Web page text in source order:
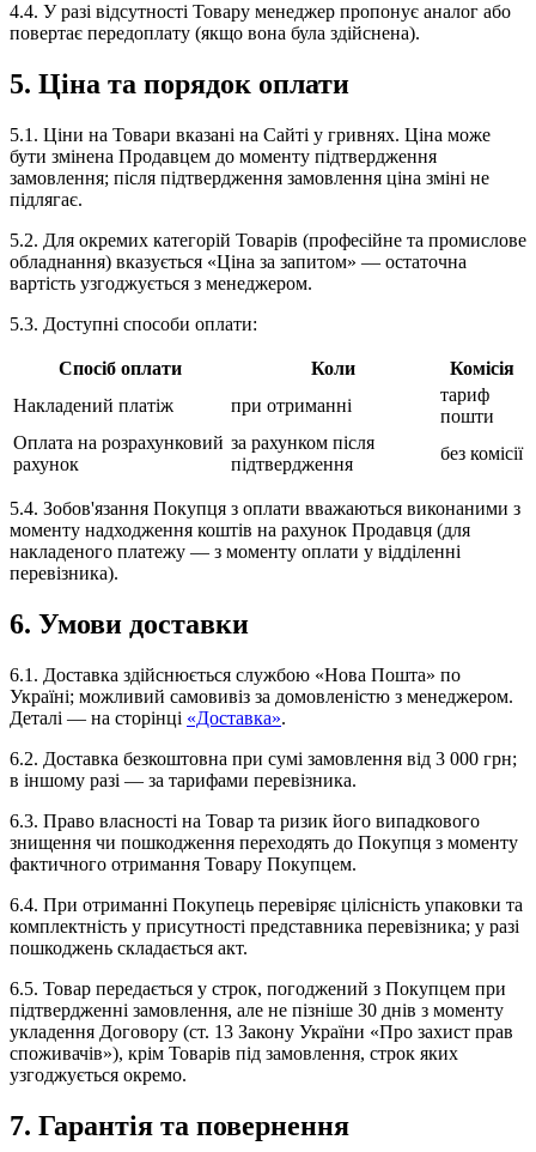
4.4. У разі відсутності Товару менеджер пропонує аналог або
повертає передоплату (якщо вона була здійснена).
5. Ціна та порядок оплати
5.1. Ціни на Товари вказані на Сайті у гривнях. Ціна може
бути змінена Продавцем до моменту підтвердження
замовлення; після підтвердження замовлення ціна зміні не
підлягає.
5.2. Для окремих категорій Товарів (професійне та промислове
обладнання) вказується «Ціна за запитом» — остаточна
вартість узгоджується з менеджером.
5.3. Доступні способи оплати:
Спосіб оплати Коли
Комісія
Накладений платіж
при отриманні
тариф
пошти
Оплата на розрахунковий
рахунок
за рахунком після
підтвердження
без комісії
5.4. Зобов'язання Покупця з оплати вважаються виконаними з
моменту надходження коштів на рахунок Продавця (для
накладеного платежу — з моменту оплати у відділенні
перевізника).
6. Умови доставки
6.1. Доставка здійснюється службою «Нова Пошта» по
Україні; можливий самовивіз за домовленістю з менеджером.
Деталі — на сторінці «Доставка».
6.2. Доставка безкоштовна при сумі замовлення від 3 000 грн;
в іншому разі — за тарифами перевізника.
6.3. Право власності на Товар та ризик його випадкового
знищення чи пошкодження переходять до Покупця з моменту
фактичного отримання Товару Покупцем.
6.4. При отриманні Покупець перевіряє цілісність упаковки та
комплектність у присутності представника перевізника; у разі
пошкоджень складається акт.
6.5. Товар передається у строк, погоджений з Покупцем при
підтвердженні замовлення, але не пізніше 30 днів з моменту
укладення Договору (ст. 13 Закону України «Про захист прав
споживачів»), крім Товарів під замовлення, строк яких
узгоджується окремо.
7. Гарантія та повернення